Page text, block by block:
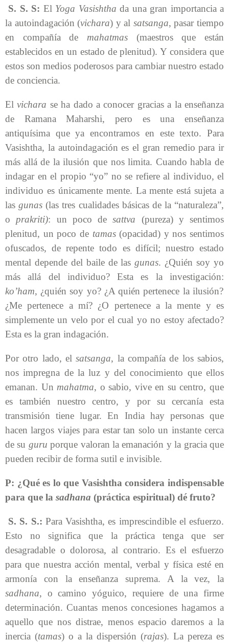
S. S. S: El Yoga Vasishtha da una gran importancia a
la autoindagación (vichara) y al satsanga, pasar tiempo
en compañía de mahatmas (maestros que están
establecidos en un estado de plenitud). Y considera que
estos son medios poderosos para cambiar nuestro estado
de conciencia.
Elvichara se ha dado a conocer gracias a la enseñanza
de Ramana Maharshi, pero es una enseñanza
antiquísima que ya encontramos en este texto. Para
Vasishtha, la autoindagación es el gran remedio para ir
más allá de la ilusión que nos limita. Cuando habla de
indagar en el propio “yo” no se refiere al individuo, el
individuo es únicamente mente. La mente está sujeta a
lasgunas (las tres cualidades básicas de la “naturaleza”,
o prakriti): un poco desattva (pureza) y sentimos
plenitud, un poco de tamas (opacidad) y nos sentimos
ofuscados, de repente todo es difícil; nuestro estado
mental depende del baile de lasgunas. ¿Quién soy yo
más allá del individuo? Esta es la investigación:
ko’ham, ¿quién soy yo? ¿A quién pertenece la ilusión?
¿Me pertenece a mí? ¿O pertenece a la mente y es
simplemente un velo por el cual yo no estoy afectado?
Esta es la gran indagación.
Por otro lado, elsatsanga, la compañía de los sabios,
nos impregna de la luz y del conocimiento que ellos
emanan. Un mahatma, o sabio, vive en su centro, que
es también nuestro centro, y por su cercanía esta
transmisión tiene lugar. En India hay personas que
hacen largos viajes para estar tan solo un instante cerca
de su guru porque valoran la emanación y la gracia que
pueden recibir de forma sutil e invisible.
P: ¿Qué es lo que Vasishtha considera indispensable
para que la sadhana (práctica espiritual) dé fruto?
S. S. S.: Para Vasishtha, es imprescindible el esfuerzo.
Esto no significa que la práctica tenga que ser
desagradable o dolorosa, al contrario. Es el esfuerzo
para que nuestra acción mental, verbal y física esté en
armonía con la enseñanza suprema. A la vez, la
sadhana, o camino yóguico, requiere de una firme
determinación. Cuantas menos concesiones hagamos a
aquello que nos distrae, menos espacio daremos a la
inercia (tamas) o a la dispersión (rajas). La pereza es